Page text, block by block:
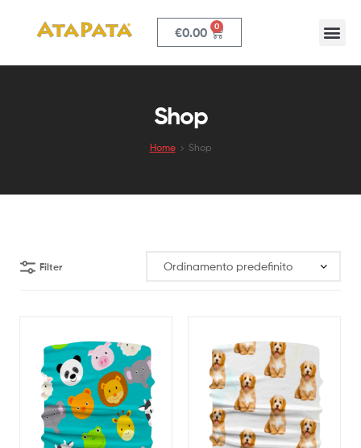
ATAPATA
€0.00 0
Shop
Home Shop
Filter